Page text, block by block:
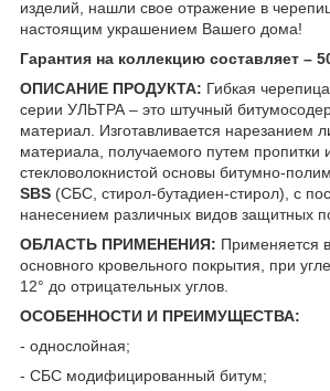
изделий, нашли свое отражение в
настоящим украшением Вашего дома!
Гарантия на коллекцию составляет –
ОПИСАНИЕ ПРОДУКТА: Гибкая
серии УЛЬТРА – это штучный
материал. Изготавливается нарезанием
материала, получаемого путем пропитки
стекловолокнистой основы битумно-
SBS (СБС, стирол-бутадиен-стирол), с
нанесением различных видов защитных
ОБЛАСТЬ ПРИМЕНЕНИЯ: Применяется
основного кровельного покрытия, при
12° до отрицательных углов.
ОСОБЕННОСТИ И ПРЕИМУЩЕСТВА:
- однослойная;
- СБС модифицированный битум;